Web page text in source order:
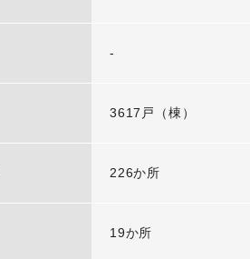
-
3617戸（棟）
226か所
19か所